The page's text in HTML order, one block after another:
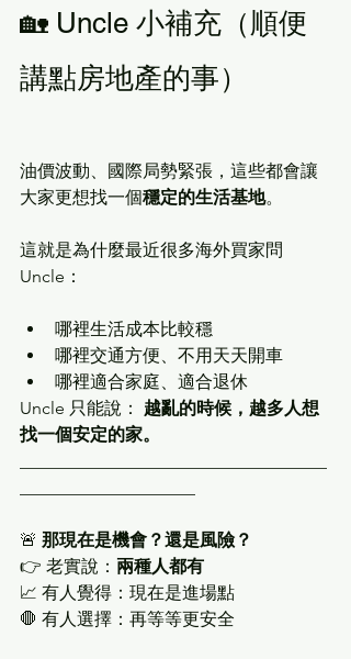
🏡 Uncle 小補充（順便
講點房地產的事）
油價波動、國際局勢緊張，這些都會讓
大家更想找一個穩定的生活基地。
這就是為什麼最近很多海外買家問
Uncle：
哪裡生活成本比較穩
哪裡交通方便、不用天天開車
哪裡適合家庭、適合退休
Uncle 只能說： 越亂的時候，越多人想
找一個安定的家。
🚨 那現在是機會？還是風險？
👉 老實說： 兩種人都有
📈 有人覺得：現在是進場點
🛑 有人選擇：再等等更安全